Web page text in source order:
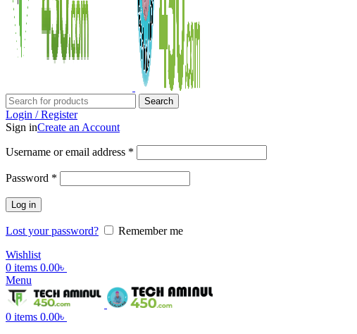
Search
Login / Register
Sign inCreate an Account
Username or email address *
Password *
Log in
Lost your password?
Remember me
Wishlist
0 items 0.00৳
Menu
0 items 0.00৳